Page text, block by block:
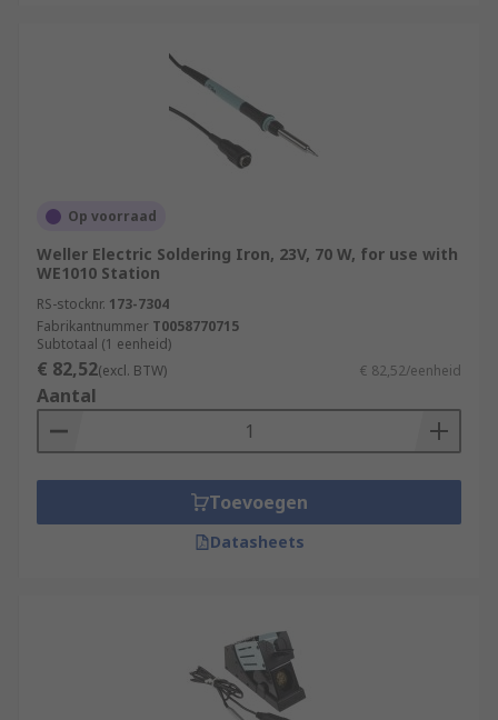
Op voorraad
Weller Electric Soldering Iron, 23V, 70 W, for use with
WE1010 Station
RS-stocknr. 173-7304
Fabrikantnummer T0058770715
Subtotaal (1 eenheid)
€ 82,52(excl. BTW) € 82,52/eenheid
Aantal
Toevoegen
Datasheets